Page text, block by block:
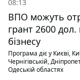
08:13
ВПО можуть
грант 2600
бізнесу
Програма діє у Києві,
Чернігівській,
Одеській областях